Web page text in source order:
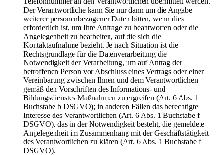
Der Verantwortliche kann Sie nur dann um die Angabe
weiterer personenbezogener Daten bitten, wenn dies
erforderlich ist, um Ihre Anfrage zu beantworten oder die
Angelegenheit zu bearbeiten, auf die sich die
Kontaktaufnahme bezieht. Je nach Situation ist die
Rechtsgrundlage für die Datenverarbeitung die
Notwendigkeit der Verarbeitung, um auf Antrag der
betroffenen Person vor Abschluss eines Vertrags oder einer
Vereinbarung zwischen Ihnen und dem Verantwortlichen
gemäß den Vorschriften des Informations- und
Bildungsdienstes Maßnahmen zu ergreifen (Art. 6 Abs. 1
Buchstabe b DSGVO); in anderen Fällen das berechtigte
Interesse des Verantwortlichen (Art. 6 Abs. 1 Buchstabe f
DSGVO), das in der Notwendigkeit besteht, die gemeldete
Angelegenheit im Zusammenhang mit der Geschäftstätigkeit
des Verantwortlichen zu klären (Art. 6 Abs. 1 Buchstabe f
DSGVO).